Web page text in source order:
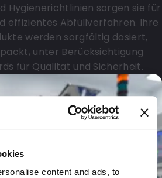
content and ads, to
Hygienerichtlinien sorgen sie für
effizientes Abfüllverfahren. Ihre
werden sorgfältig dosiert,
unter Berücksichtigung
für Qualität und Sicherheit.